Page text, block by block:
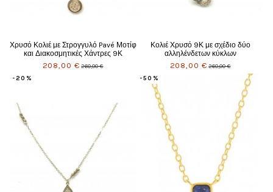
Χρυσό Κολιέ με Στρογγυλό Pavé Μοτίφ
και Διακοσμητικές Χάντρες 9Κ
208,00 € 260,00 €
Κολιέ Χρυσό 9Κ με σχέδιο δύο
αλληλένδετων κύκλων
208,00 € 260,00 €
-20% -50%